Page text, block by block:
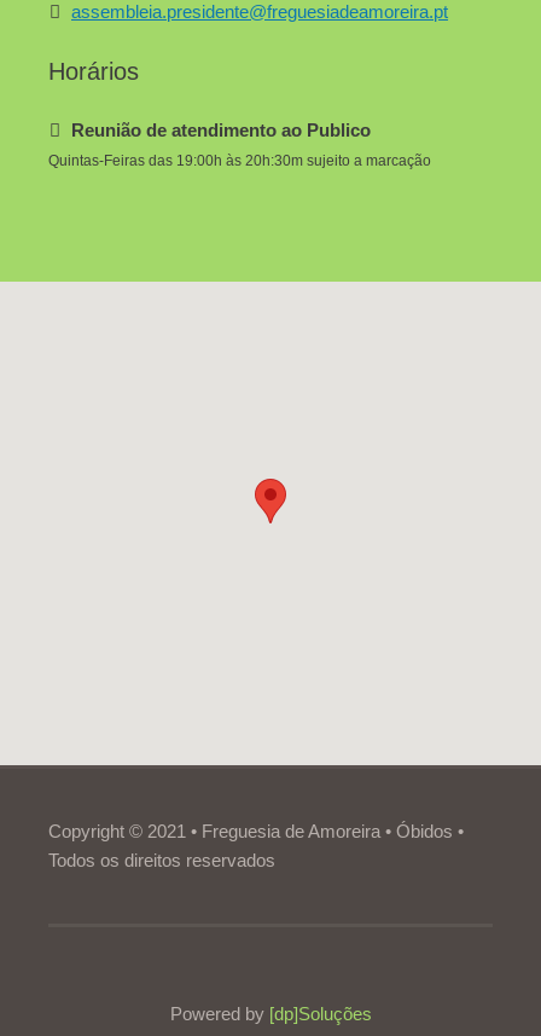
assembleia.presidente@freguesiadeamoreira.pt
Horários
Reunião de atendimento ao Publico
Quintas-Feiras das 19:00h às 20h:30m sujeito a marcação
Copyright © 2021 • Freguesia de Amoreira • Óbidos •
Todos os direitos reservados
Powered by [dp]Soluções